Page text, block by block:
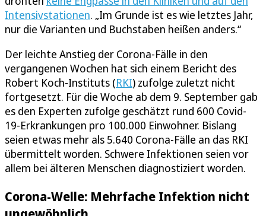
Intensivstationen. „Im Grunde ist es wie letztes Jahr,
nur die Varianten und Buchstaben heißen anders.“
Der leichte Anstieg der Corona-Fälle in den
vergangenen Wochen hat sich einem Bericht des
Robert Koch-Instituts (RKI) zufolge zuletzt nicht
fortgesetzt. Für die Woche ab dem 9. September gab
es den Experten zufolge geschätzt rund 600 Covid-
19-Erkrankungen pro 100.000 Einwohner. Bislang
seien etwas mehr als 5.640 Corona-Fälle an das RKI
übermittelt worden. Schwere Infektionen seien vor
allem bei älteren Menschen diagnostiziert worden.
Corona-Welle: Mehrfache Infektion nicht